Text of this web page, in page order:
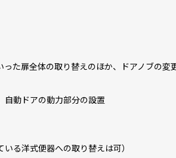
た扉全体の取り替えのほか、ドアノブの変
自動ドアの動力部分の設置
る洋式便器への取り替えは可）